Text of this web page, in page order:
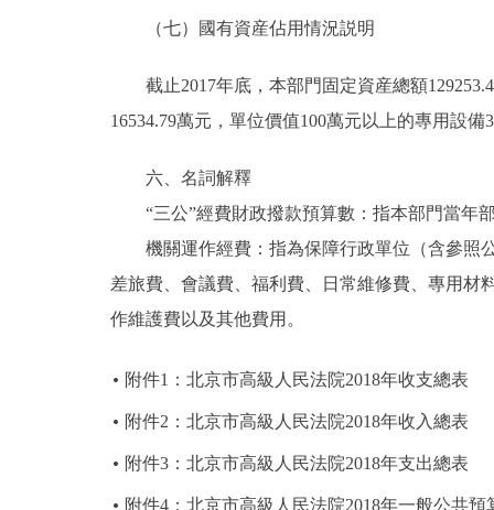
（七）國有資産佔用情況説明
截止2017年底，本部門固定資産總額
16534.79萬元，單位價值100萬元以上的專用設備
六、名詞解釋
“三公”經費財政撥款預算數：指本部門當年部
機關運作經費：指為保障行政單位（含參照公
差旅費、會議費、福利費、日常維修費、專用材
作維護費以及其他費用。
附件1：北京市高級人民法院2018年收支總表
附件2：北京市高級人民法院2018年收入總表
附件3：北京市高級人民法院2018年支出總表
附件4：北京市高級人民法院2018年一般公共